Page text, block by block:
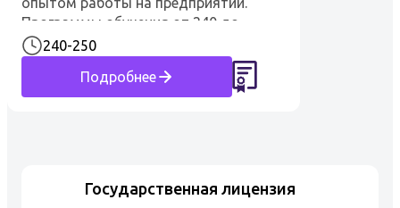
Программы обучения от 240 до
250 часов. По окончанию
обучения выдается
удостоверение установленного
образца. Профессия лаборант
240-250
Подробнее
Государственная лицензия